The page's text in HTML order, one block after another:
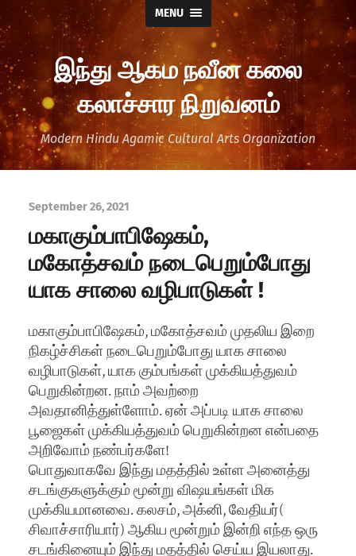
MENU
இந்து ஆகம நவீன கலை
கலாச்சார நிறுவனம்
Modern Hindu Agamic Cultural Arts Organization
September 26, 2021
மகாகும்பாபிஷேகம்,
மகோத்சவம் நடைபெறும்போது
யாக சாலை வழிபாடுகள் !
மகாகும்பாபிஷேகம், மகோத்சவம் முதலிய இறை
நிகழ்ச்சிகள் நடைபெறும்போது யாக சாலை
வழிபாடுகள், யாக கும்பங்கள் முக்கியத்துவம்
பெறுகின்றன. நாம் அவற்றை
அவதானித்துள்ளோம். ஏன் அப்படி யாக சாலை
பூஜைகள் முக்கியத்துவம் பெறுகின்றன என்பதை
அறிவோம் நண்பர்களே!
பொதுவாகவே இந்து மதத்தில் உள்ள அனைத்து
சடங்குகளுக்கும் மூன்று விஷயங்கள் மிக
முக்கியமானவை. கலசம், அக்னி, வேதியர்(
சிவாச்சாரியார்) ஆகிய மூன்றும் இன்றி எந்த ஒரு
சடங்கினையும் இந்து மதத்தில் செய்ய இயலாது.